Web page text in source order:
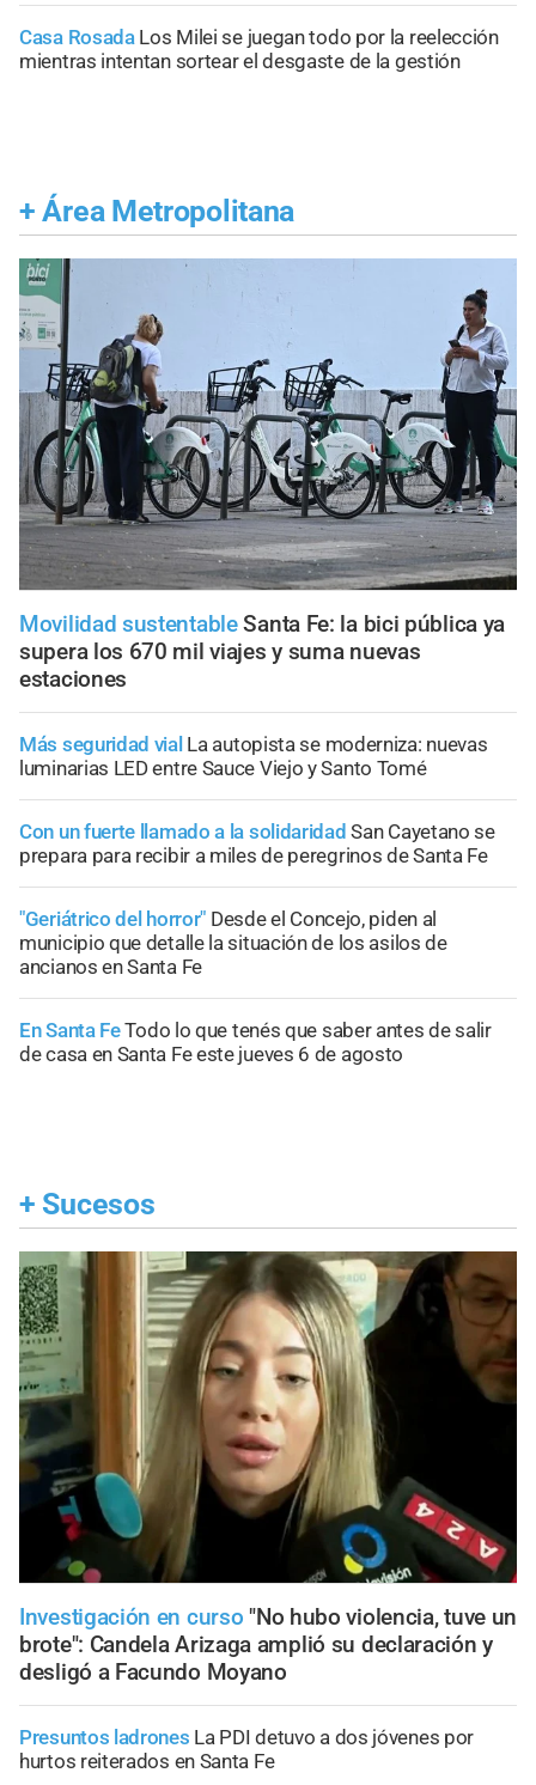
Casa Rosada Los Milei se juegan todo por la reelección
mientras intentan sortear el desgaste de la gestión
+ Área Metropolitana
Movilidad sustentable Santa Fe: la bici pública ya
supera los 670 mil viajes y suma nuevas
estaciones
Más seguridad vial La autopista se moderniza: nuevas
luminarias LED entre Sauce Viejo y Santo Tomé
Con un fuerte llamado a la solidaridad San Cayetano se
prepara para recibir a miles de peregrinos de Santa Fe
"Geriátrico del horror" Desde el Concejo, piden al
municipio que detalle la situación de los asilos de
ancianos en Santa Fe
En Santa FeTodo lo que tenés que saber antes de salir
de casa en Santa Fe este jueves 6 de agosto
+ Sucesos
Investigación en curso "No hubo violencia, tuve un
brote": Candela Arizaga amplió su declaración y
desligó a Facundo Moyano
Presuntos ladrones La PDI detuvo a dos jóvenes por
hurtos reiterados en Santa Fe